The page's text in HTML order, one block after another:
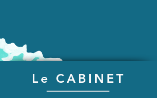
Le CABINET